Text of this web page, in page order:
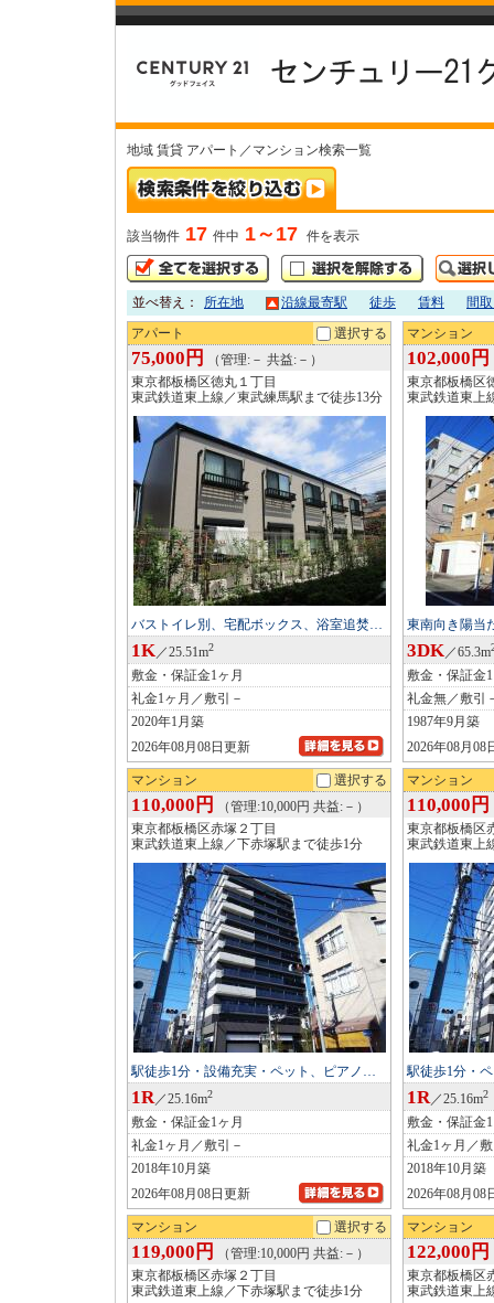
地域 賃貸 アパート／マンション検索一覧
該当物件 17 件中 1～17 件を表示
並べ替え： 所在地 沿線最寄駅 徒歩 賃料 間
アパート 選択する
75,000円
（管理:－ 共益:－）
東京都板橋区徳丸１丁目
東武鉄道東上線／東武練馬駅まで徒歩13分
バストイレ別、宅配ボックス、浴室追焚…
1K／25.51m2
敷金・保証金1ヶ月
礼金1ヶ月／敷引－
2020年1月築
2026年08月08日更新
マンション
102,000円
東京都板橋区
東武鉄道東上
東南向き陽当
3DK／65.3m
敷金・保証金
礼金無／敷引
1987年9月築
2026年08月08
マンション 選択する
110,000円
（管理:10,000円 共益:－）
東京都板橋区赤塚２丁目
東武鉄道東上線／下赤塚駅まで徒歩1分
駅徒歩1分・設備充実・ペット、ピアノ…
1R／25.16m2
敷金・保証金1ヶ月
礼金1ヶ月／敷引－
2018年10月築
2026年08月08日更新
マンション
110,000円
東京都板橋区
東武鉄道東上
駅徒歩1分・
1R／25.16m2
敷金・保証金
礼金1ヶ月／
2018年10月築
2026年08月08
マンション 選択する
119,000円
（管理:10,000円 共益:－）
東京都板橋区赤塚２丁目
東武鉄道東上線／下赤塚駅まで徒歩1分
マンション
122,000円
東京都板橋区
東武鉄道東上